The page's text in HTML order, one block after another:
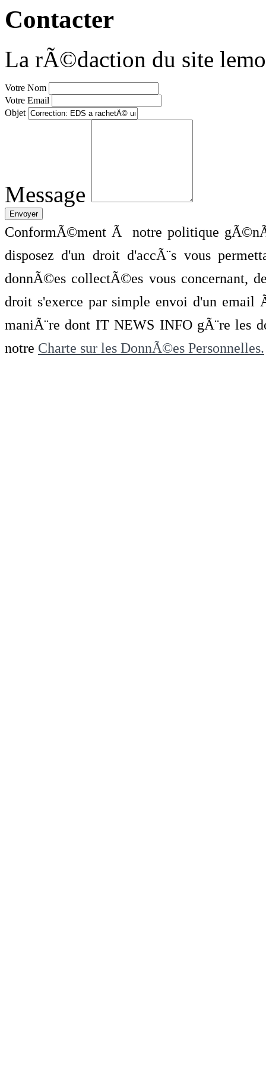
Contacter
La rÃ©daction du site
Votre Nom
Votre Email
Objet
Message
ConformÃ©ment Ã notre politique
disposez d'un droit d'accÃ¨s vous
donnÃ©es collectÃ©es vous concernant,
droit s'exerce par simple envoi d'un
maniÃ¨re dont IT NEWS INFO gÃ¨re les
notre Charte sur les DonnÃ©es Personnelles.